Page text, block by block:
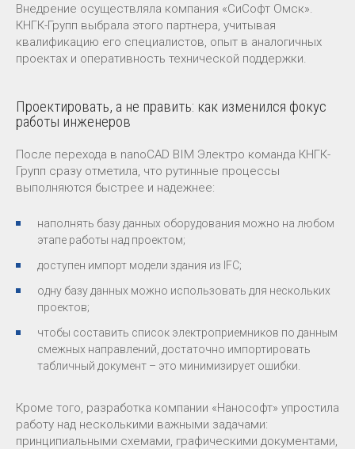
Внедрение осуществляла компания «СиСофт Омск».
КНГК-Групп выбрала этого партнера, учитывая
квалификацию его специалистов, опыт в аналогичных
проектах и оперативность технической поддержки.
Проектировать, а не править: как изменился фокус
работы инженеров
После перехода в nanoCAD BIM Электро команда КНГК-
Групп сразу отметила, что рутинные процессы
выполняются быстрее и надежнее:
наполнять базу данных оборудования можно на любом
этапе работы над проектом;
доступен импорт модели здания из IFC;
одну базу данных можно использовать для нескольких
проектов;
чтобы составить список электроприемников по данным
смежных направлений, достаточно импортировать
табличный документ – это минимизирует ошибки.
Кроме того, разработка компании «Нанософт» упростила
работу над несколькими важными задачами:
принципиальными схемами, графическими документами,